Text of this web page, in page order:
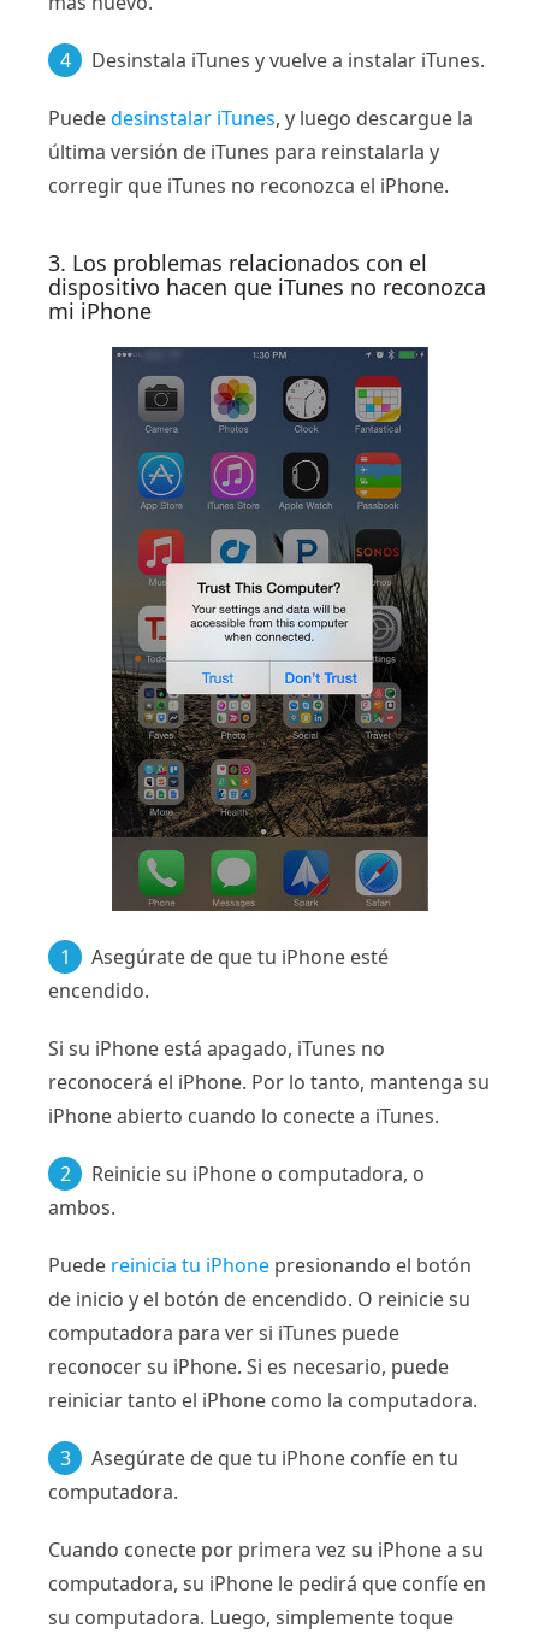
4 Desinstala iTunes y vuelve a instalar iTunes.
Puededesinstalar iTunes, y luego descargue la
última versión de iTunes para reinstalarla y
corregir que iTunes no reconozca el iPhone.
3. Los problemas relacionados con el
dispositivo hacen que iTunes no reconozca
mi iPhone
1
Asegúrate de que tu iPhone esté
encendido.
Si su iPhone está apagado, iTunes no
reconocerá el iPhone. Por lo tanto, mantenga su
iPhone abierto cuando lo conecte a iTunes.
2
Reinicie su iPhone o computadora, o
ambos.
Puede reinicia tu iPhone presionando el botón
de inicio y el botón de encendido. O reinicie su
computadora para ver si iTunes puede
reconocer su iPhone. Si es necesario, puede
reiniciar tanto el iPhone como la computadora.
3
Asegúrate de que tu iPhone confíe en tu
computadora.
Cuando conecte por primera vez su iPhone a su
computadora, su iPhone le pedirá que confíe en
su computadora. Luego, simplemente toque